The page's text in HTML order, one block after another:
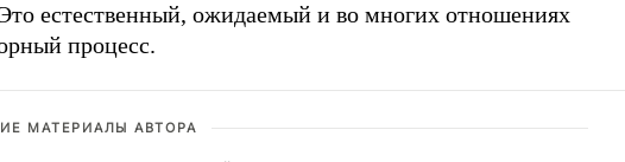
естественный, ожидаемый и во многих отношениях
процесс.
МАТЕРИАЛЫ АВТОРА